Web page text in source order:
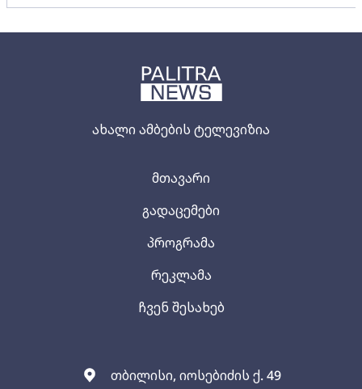
ახალი ამბების ტელევიზია
თბილისი, იოსებიძის ქ. 49
მთავარი
გადაცემები
პროგრამა
რეკლამა
ჩვენ შესახებ